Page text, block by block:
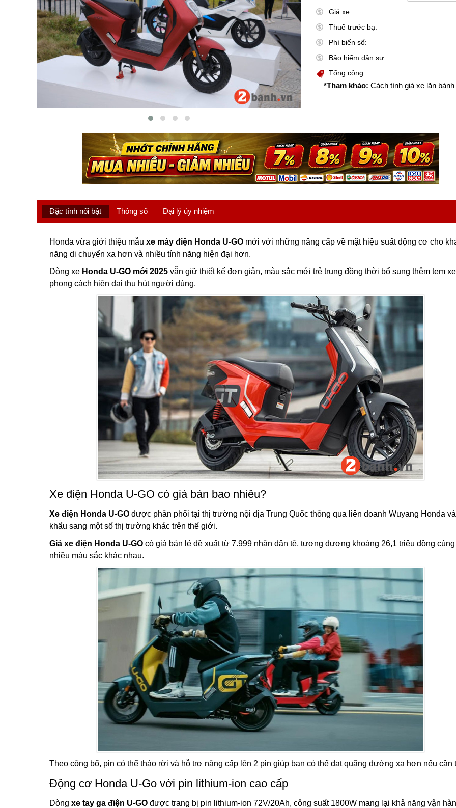
Giá xe:
Thuế trước bạ:
Phí biển số:
Bảo hiểm dân sự:
Tổng cộng:
*Tham khảo: Cách tính giá xe lăn bánh
Đặc tính nổi bật Thông số Đại lý ủy nhiệm
Honda vừa giới thiệu mẫu xe máy điện Honda U-GO mới với những nâng cấp về mặt hiệu suất động cơ cho
năng di chuyển xa hơn và nhiều tính năng hiện đại hơn.
Dòng xe Honda U-GO mới 2025 vẫn giữ thiết kế đơn giản, màu sắc mới trẻ trung đồng thời bổ sung thêm tem xe
phong cách hiện đại thu hút người dùng.
Xe điện Honda U-GO có giá bán bao nhiêu?
Xe điện Honda U-GO được phân phối tại thị trường nội địa Trung Quốc thông qua liên doanh Wuyang Honda
khẩu sang một số thị trường khác trên thế giới.
Giá xe điện Honda U-GO có giá bán lẻ đề xuất từ 7.999 nhân dân tệ, tương đương khoảng 26,1 triệu đồng cùng
nhiều màu sắc khác nhau.
Theo công bố, pin có thể tháo rời và hỗ trợ nâng cấp lên 2 pin giúp bạn có thể đạt quãng đường xa hơn nếu cần
Động cơ Honda U-Go với pin lithium-ion cao cấp
Dòng xe tay ga điện U-GO được trang bị pin lithium-ion 72V/20Ah, công suất 1800W mang lại khả năng vận